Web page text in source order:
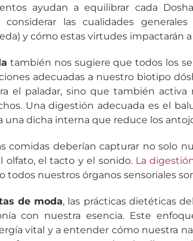
ayudan a equilibrar cada
considerar las cualidades
y cómo estas virtudes impactarán
también nos sugiere que todos los
adecuadas a nuestro biotipo
el paladar, sino que también activa
Una digestión adecuada es el
dicha interna que reduce los
comidas deberían capturar no solo
olfato, el tacto y el sonido. La
todos nuestros órganos sensoriales
de moda, las prácticas dietéticas
con nuestra esencia. Este
vital y a entender cómo nuestra